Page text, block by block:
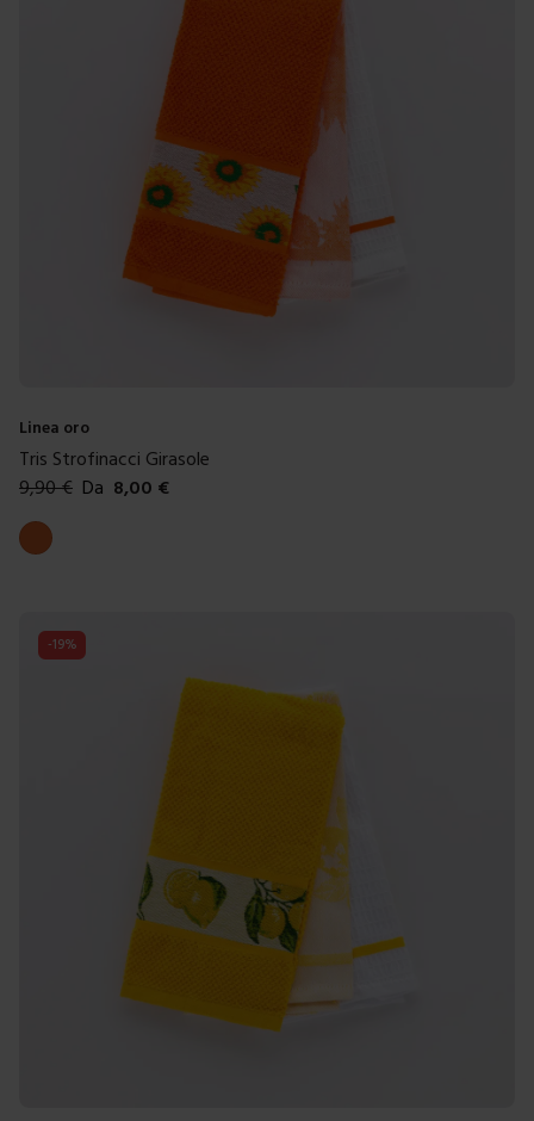
Linea oro
Tris Strofinacci Girasole
9,90€ Da 8,00 €
Colori disponibili
Arancione
-19%